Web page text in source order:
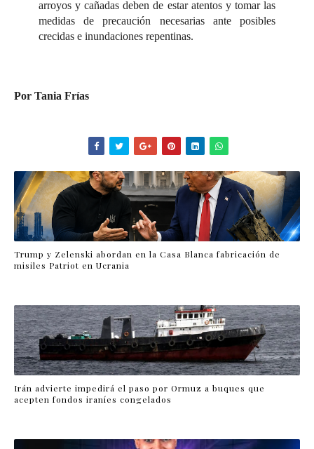
arroyos y cañadas deben de estar atentos y tomar las
medidas de precaución necesarias ante posibles
crecidas e inundaciones repentinas.
Por Tania Frías
Trump y Zelenski abordan en la Casa Blanca fabricación de
misiles Patriot en Ucrania
Irán advierte impedirá el paso por Ormuz a buques que
acepten fondos iraníes congelados